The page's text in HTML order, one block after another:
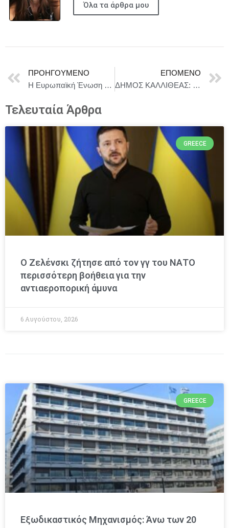
Όλα τα άρθρα μου
ΠΡΟΗΓΟΎΜΕΝΟ
Η Ευρωπαϊκή Ένωση και η Δημοκρατία της Μολδαβίας επιβεβαιώνουν την ισχυρή τους εταιρική σχέση κατά την 9η σύνοδο του Συμβουλίου Σύνδεσης ΕΕ-Μολδαβίας
ΕΠΌΜΕΝΟ
ΔΗΜΟΣ ΚΑΛΛΙΘΕΑΣ: ΕΝΤΑΞΗ ΣΧΟΛΕΙΩΝ ΤΗΣ ΚΑΛΛΙΘΕΑΣ ΣΤΟ ΠΡΟΓΡΑΜΜΑ «ΜΑΡΙΕΤΤΑ ΓΙΑΝΝΑΚΟΥ»
Τελευταία Άρθρα
GREECE
Ο Ζελένσκι ζήτησε από τον γγ του ΝΑΤΟ
περισσότερη βοήθεια για την
αντιαεροπορική άμυνα
6 Αυγούστου, 2026
GREECE
Εξωδικαστικός Μηχανισμός: Άνω των 20